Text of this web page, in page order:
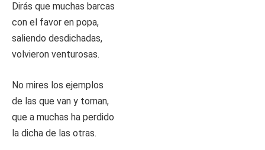
Dirás que muchas barcas
con el favor en popa,
saliendo desdichadas,
volvieron venturosas.
No mires los ejemplos
de las que van y tornan,
que a muchas ha perdido
la dicha de las otras.